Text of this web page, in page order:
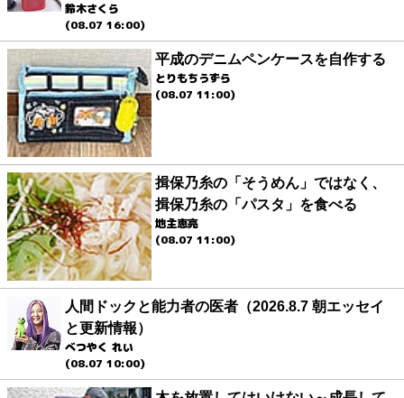
鈴木さくら
(08.07 16:00)
平成のデニムペンケースを自作する
とりもちうずら
(08.07 11:00)
揖保乃糸の「そうめん」ではなく、
揖保乃糸の「パスタ」を食べる
地主恵亮
(08.07 11:00)
人間ドックと能力者の医者（2026.8.7 朝エッセイ
と更新情報）
べつやく れい
(08.07 10:00)